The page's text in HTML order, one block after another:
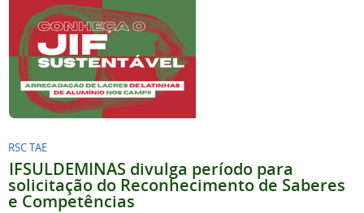
RSC TAE
IFSULDEMINAS divulga período para
solicitação do Reconhecimento de Saberes
e Competências